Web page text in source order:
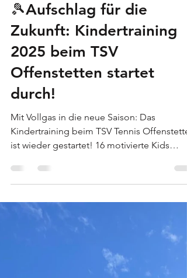
Patrick E.
May 1, 2025
🎾Aufschlag für die
Zukunft: Kindertraining
2025 beim TSV
Offenstetten startet
durch!
Mit Vollgas in die neue Saison: Das
Kindertraining beim TSV Tennis
ist wieder gestartet! 16 motivierte Kids